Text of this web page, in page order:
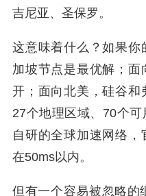
吉尼亚、圣保罗。
这意味着什么？如果你
加坡节点是最优解；
开；面向北美，硅谷和
27个地理区域、70个
自研的全球加速网络，
在50ms以内。
但有一个容易被忽略的